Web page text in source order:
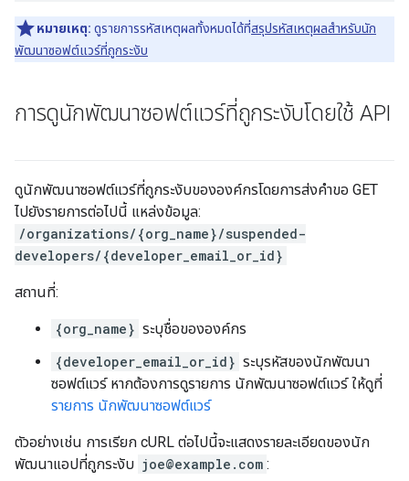
หมายเหตุ: ดูรายการรหัสเหตุผลทั้งหมดได้ที่สรุปรหัสเหตุผลสำหรับนัก
พัฒนาซอฟต์แวร์ที่ถูกระงับ
การดูนักพัฒนาซอฟต์แวร์ที่ถูกระงับโดยใช้ API
ดูนักพัฒนาซอฟต์แวร์ที่ถูกระงับขององค์กรโดยการส่งคำขอ GET
ไปยังรายการต่อไปนี้ แหล่งข้อมูล:
/organizations/{org_name}/suspended-
developers/{developer_email_or_id}
สถานที่:
{org_name} ระบุชื่อขององค์กร
{developer_email_or_id} ระบุรหัสของนักพัฒนา
ซอฟต์แวร์ หากต้องการดูรายการ นักพัฒนาซอฟต์แวร์ ให้ดูที่
รายการ นักพัฒนาซอฟต์แวร์
ตัวอย่างเช่น การเรียก cURL ต่อไปนี้จะแสดงรายละเอียดของนัก
พัฒนาแอปที่ถูกระงับ joe@example.com :